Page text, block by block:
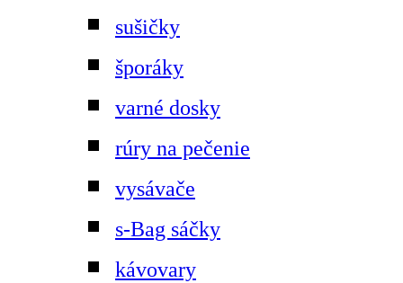
sušičky
šporáky
varné dosky
rúry na pečenie
vysávače
s-Bag sáčky
kávovary